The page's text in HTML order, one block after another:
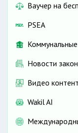
Ваучер на
PSEA
Коммунальные
Новости
Видео
Wakil AI